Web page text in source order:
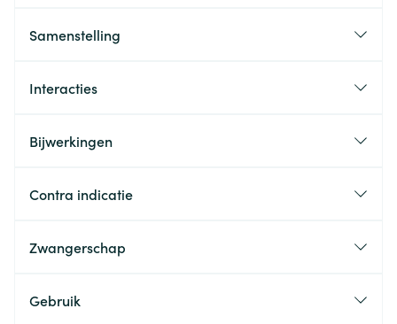
Samenstelling
Interacties
Bijwerkingen
Contra indicatie
Zwangerschap
Gebruik